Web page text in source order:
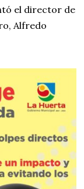
el director de
Alfredo